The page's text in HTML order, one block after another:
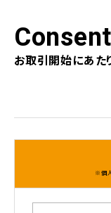
お取引開始にあた
※個